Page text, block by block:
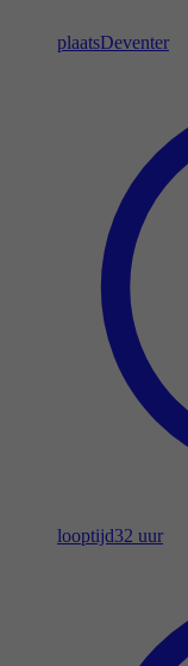
plaatsDeventer
looptijd32 uur